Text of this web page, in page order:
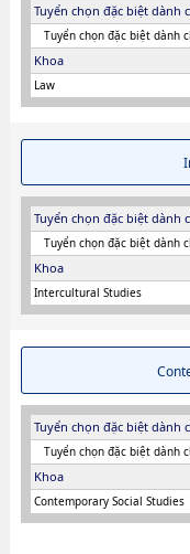
Tuyển chọn đặc biệt dành
Tuyển chọn đặc biệt dành
Khoa
Law
Tuyển chọn đặc biệt dành
Tuyển chọn đặc biệt dành
Khoa
Intercultural Studies
Tuyển chọn đặc biệt dành
Tuyển chọn đặc biệt dành
Khoa
Contemporary Social Studies